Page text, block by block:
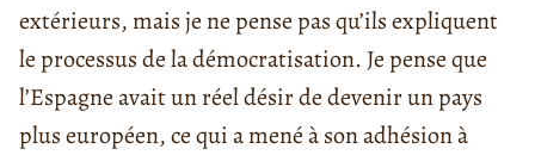
extérieurs, mais je ne pense pas qu’ils expliquent
le processus de la démocratisation. Je pense que
l’Espagne avait un réel désir de devenir un pays
plus européen, ce qui a mené à son adhésion à